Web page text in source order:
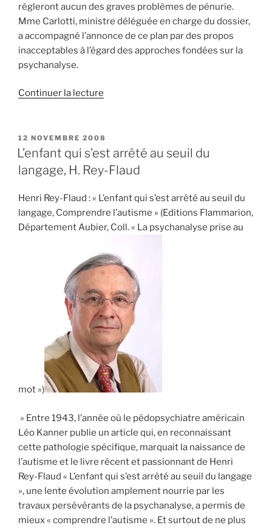
régleront aucun des graves problèmes de pénurie.
Mme Carlotti, ministre déléguée en charge du dossier,
a accompagné l’annonce de ce plan par des propos
inacceptables à l’égard des approches fondées sur la
psychanalyse.
Continuer la lecture
normalisation
de
l’autisme
prétexte
de
science
PUBLIÉ
LE
12 NOVEMBRE 2008
L’enfant qui s’est arrêté au seuil du
langage, H. Rey-Flaud
Henri Rey-Flaud : « L’enfant qui s’est arrêté au seuil du
langage, Comprendre l’autisme » (Editions Flammarion,
Département Aubier, Coll. « La psychanalyse prise au
mot »)
» Entre 1943, l’année où le pédopsychiatre américain
Léo Kanner publie un article qui, en reconnaissant
cette pathologie spécifique, marquait la naissance de
l’autisme et le livre récent et passionnant de Henri
Rey-Flaud « L’enfant qui s’est arrêté au seuil du langage
», une lente évolution amplement nourrie par les
travaux persévérants de la psychanalyse, a permis de
mieux « comprendre l’autisme ». Et surtout de ne plus